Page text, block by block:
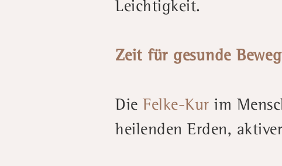
Leichtigkeit.
Zeit für gesunde
Die Felke-Kur im
heilenden Erden,